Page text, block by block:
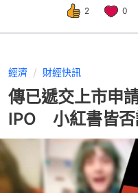
2 0
經濟 財經快訊
傳已遞交上市申
IPO 小紅書皆否